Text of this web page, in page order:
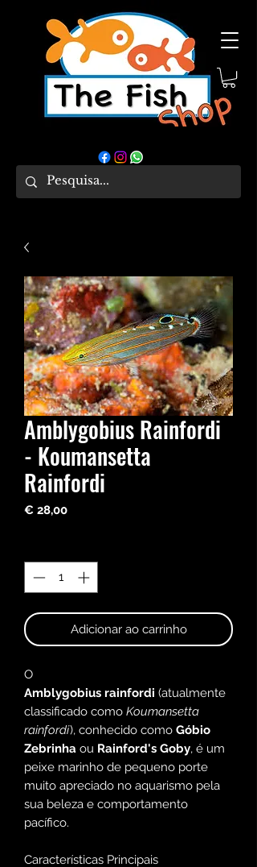
Amblygobius Rainfordi
- Koumansetta
Rainfordi
€ 28,00Preço
Adicionar ao carrinho
O
Amblygobius rainfordi (atualmente
classificado como Koumansetta
rainfordi), conhecido como Góbio
Zebrinha ou Rainford's Goby, é um
peixe marinho de pequeno porte
muito apreciado no aquarismo pela
sua beleza e comportamento
pacífico.
Características Principais